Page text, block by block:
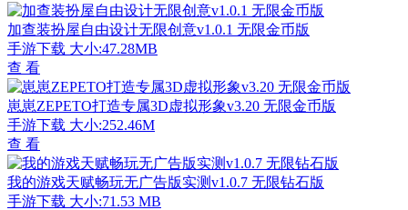
加查装扮屋自由设计无限创意v1.0.1 无限金币版
手游下载 大小:47.28MB
查 看
崽崽ZEPETO打造专属3D虚拟形象v3.20 无限金币版
手游下载 大小:252.46M
查 看
我的游戏天赋畅玩无广告版实测v1.0.7 无限钻石版
手游下载 大小:71.53 MB